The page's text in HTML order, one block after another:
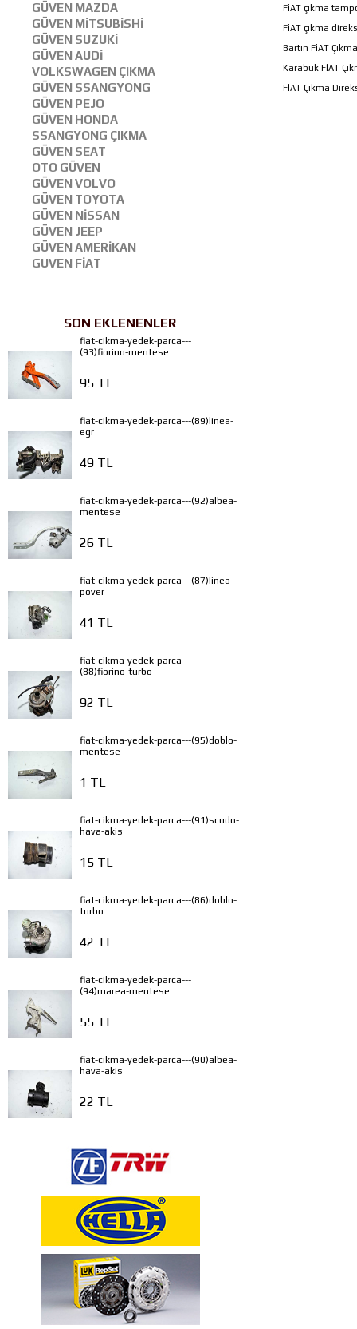
GÜVEN MAZDA
GÜVEN MİTSUBİSHİ
GÜVEN SUZUKİ
GÜVEN AUDİ
VOLKSWAGEN ÇIKMA
GÜVEN SSANGYONG
GÜVEN PEJO
GÜVEN HONDA
SSANGYONG ÇIKMA
GÜVEN SEAT
OTO GÜVEN
GÜVEN VOLVO
GÜVEN TOYOTA
GÜVEN NİSSAN
GÜVEN JEEP
GÜVEN AMERİKAN
GUVEN FİAT
SON EKLENENLER
fiat-cikma-yedek-parca---
(93)fiorino-mentese
95 TL
fiat-cikma-yedek-parca---(89)linea-
egr
49 TL
fiat-cikma-yedek-parca---(92)albea-
mentese
26 TL
fiat-cikma-yedek-parca---(87)linea-
pover
41 TL
fiat-cikma-yedek-parca---
(88)fiorino-turbo
92 TL
fiat-cikma-yedek-parca---(95)doblo-
mentese
1 TL
fiat-cikma-yedek-parca---(91)scudo-
hava-akis
15 TL
fiat-cikma-yedek-parca---(86)doblo-
turbo
42 TL
fiat-cikma-yedek-parca---
(94)marea-mentese
55 TL
fiat-cikma-yedek-parca---(90)albea-
hava-akis
22 TL
FİAT çıkma
FİAT çıkma
Bartın FİAT
Karabük FİAT
FİAT Çıkma